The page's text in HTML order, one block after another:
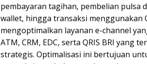
pembayaran tagihan, pembelian pulsa
wallet, hingga transaksi menggunakan
mengoptimalkan layanan e-channel
ATM, CRM, EDC, serta QRIS BRI yang
strategis. Optimalisasi ini bertujuan